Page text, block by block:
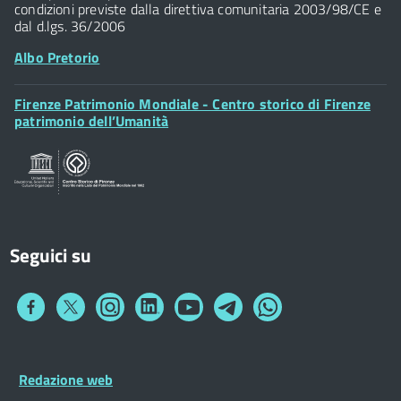
Posta Elettronica Certificata
condizioni previste dalla direttiva comunitaria 2003/98/CE e
dal d.lgs. 36/2006
Albo Pretorio
Footer
Widget
Firenze Patrimonio Mondiale - Centro storico di Firenze
patrimonio dell’Umanità
Seguici su
Collegamento
Collegamento
a
Collegamento
a
Collegamento
a
Collegamento
a
Collegamento
a
Collegamento
a
Footer
Widget
Footer
Redazione web